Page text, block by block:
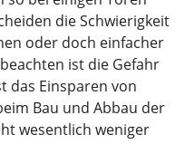
die Schwierigkeit
oder doch einfacher
ist die Gefahr
das Einsparen von
Bau und Abbau der
wesentlich weniger